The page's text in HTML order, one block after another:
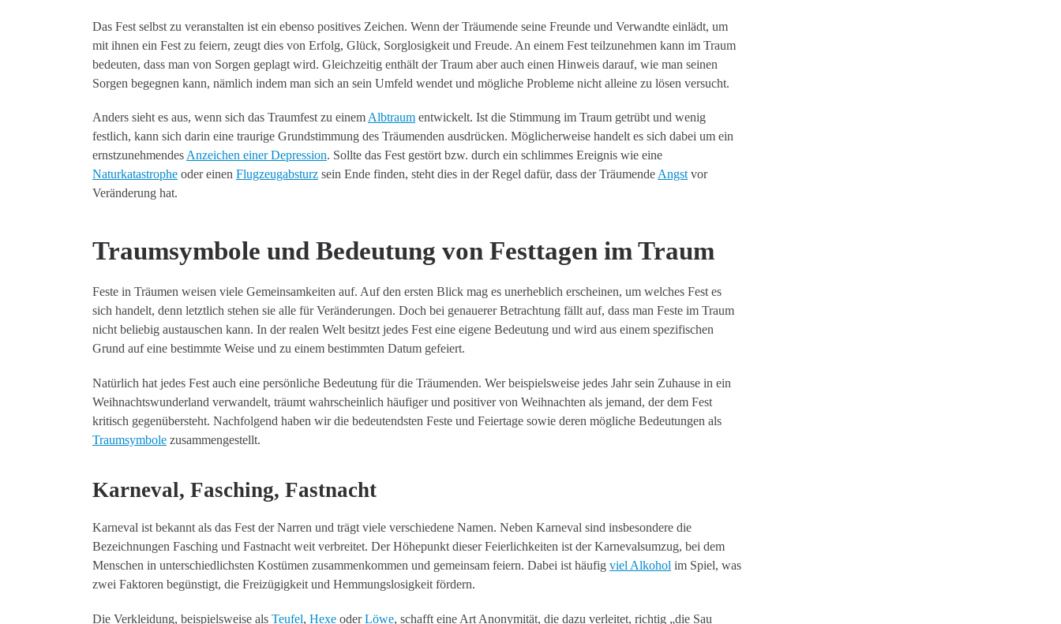
Das Fest selbst zu veranstalten ist ein ebenso positives Zeichen. Wenn der Träumende seine Freunde und Verwandte einlädt, um
mit ihnen ein Fest zu feiern, zeugt dies von Erfolg, Glück, Sorglosigkeit und Freude. An einem Fest teilzunehmen kann im Traum
bedeuten, dass man von Sorgen geplagt wird. Gleichzeitig enthält der Traum aber auch einen Hinweis darauf, wie man seinen
Sorgen begegnen kann, nämlich indem man sich an sein Umfeld wendet und mögliche Probleme nicht alleine zu lösen versucht.
Anders sieht es aus, wenn sich das Traumfest zu einem Albtraum entwickelt. Ist die Stimmung im Traum getrübt und wenig
festlich, kann sich darin eine traurige Grundstimmung des Träumenden ausdrücken. Möglicherweise handelt es sich dabei um ein
ernstzunehmendes Anzeichen einer Depression. Sollte das Fest gestört bzw. durch ein schlimmes Ereignis wie eine
Naturkatastrophe oder einen Flugzeugabsturz sein Ende finden, steht dies in der Regel dafür, dass der Träumende Angst vor
Veränderung hat.
Traumsymbole und Bedeutung von Festtagen im Traum
Feste in Träumen weisen viele Gemeinsamkeiten auf. Auf den ersten Blick mag es unerheblich erscheinen, um welches Fest es
sich handelt, denn letztlich stehen sie alle für Veränderungen. Doch bei genauerer Betrachtung fällt auf, dass man Feste im Traum
nicht beliebig austauschen kann. In der realen Welt besitzt jedes Fest eine eigene Bedeutung und wird aus einem spezifischen
Grund auf eine bestimmte Weise und zu einem bestimmten Datum gefeiert.
Natürlich hat jedes Fest auch eine persönliche Bedeutung für die Träumenden. Wer beispielsweise jedes Jahr sein Zuhause in ein
Weihnachtswunderland verwandelt, träumt wahrscheinlich häufiger und positiver von Weihnachten als jemand, der dem Fest
kritisch gegenübersteht. Nachfolgend haben wir die bedeutendsten Feste und Feiertage sowie deren mögliche Bedeutungen als
Traumsymbole zusammengestellt.
Karneval, Fasching, Fastnacht
Karneval ist bekannt als das Fest der Narren und trägt viele verschiedene Namen. Neben Karneval sind insbesondere die
Bezeichnungen Fasching und Fastnacht weit verbreitet. Der Höhepunkt dieser Feierlichkeiten ist der Karnevalsumzug, bei dem
Menschen in unterschiedlichsten Kostümen zusammenkommen und gemeinsam feiern. Dabei ist häufig viel Alkohol im Spiel, was
zwei Faktoren begünstigt, die Freizügigkeit und Hemmungslosigkeit fördern.
Die Verkleidung, beispielsweise als Teufel, Hexe oderLöwe, schafft eine Art Anonymität, die dazu verleitet, richtig „die Sau